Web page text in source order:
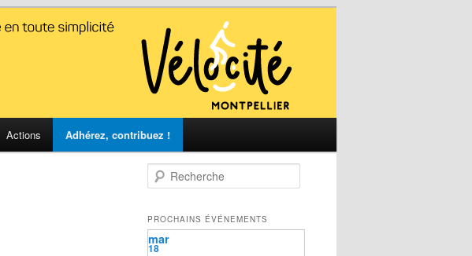
Actions Adhérez, contribuez !
e
h
e
r
PROCHAINS ÉVÉNEMENTS
18
mar